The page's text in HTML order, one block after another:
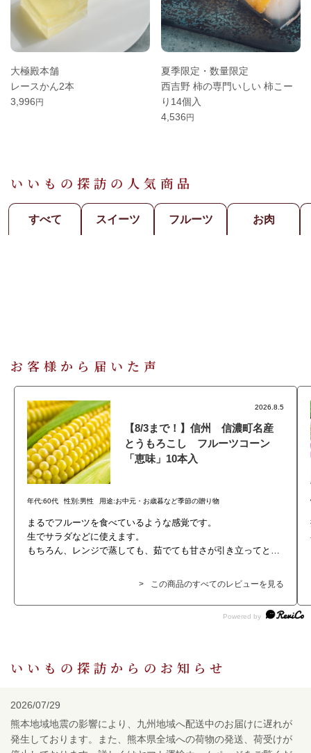
大極殿本舗
レースかん2本
3,996円
夏季限定・数量限定
西吉野 柿の専門いしい 柿こー
り14個入
4,536円
いいもの探訪の人気商品
すべて スイーツ フルーツ お肉
お客様から届いた声
2026.8.5
【8/3まで！】信州 信濃町名産
とうもろこし フルーツコーン
「恵味」10本入
年代:60代 性別:男性 用途:お中元・お歳暮など季節の贈り物
まるでフルーツを食べているような感覚です。
生でサラダなどに使えます。
もちろん、レンジで蒸しても、茹でても甘さが引き立ってとて
この商品のすべてのレビューを見る
いいもの探訪からのお知らせ
2026/07/29
熊本地域地震の影響により、九州地域へ配送中のお届けに遅れが
発生しております。また、熊本県全域への荷物の発送、荷受けが